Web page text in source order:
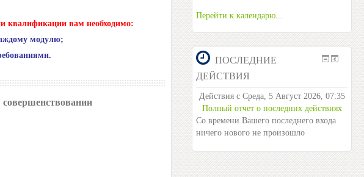
квалификации вам необходимо:
модулю;
Перейти к календарю...
ПОСЛЕДНИЕ
ДЕЙСТВИЯ
Действия с Среда, 5 Август 2026, 07:35
Полный отчет о последних действиях
Со времени Вашего последнего входа
ничего нового не произошло